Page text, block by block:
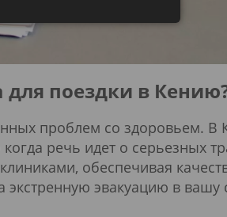
поездки в
проблем со здоровьем. В
речь идет о серьезных
обеспечивая
эвакуацию в вашу